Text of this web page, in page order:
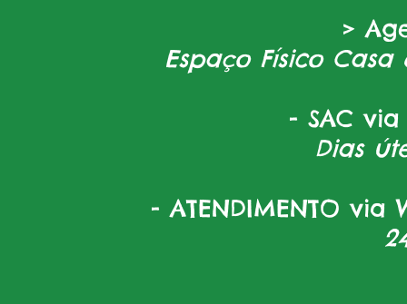
>
Espaço Físico Casa
- SAC via
Dias
- ATENDIMENTO via